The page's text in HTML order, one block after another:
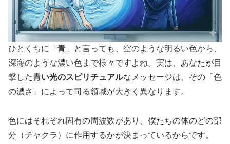
ひとくちに「青」と言っても、空のような明るい色から、
深海のような濃い色まで様々ですよね。実は、あなたが目
撃した青い光のスピリチュアルなメッセージは、その「色
の濃さ」によって司る領域が大きく異なります。
色にはそれぞれ固有の周波数があり、僕たちの体のどの部
分（チャクラ）に作用するかが決まっているからです。